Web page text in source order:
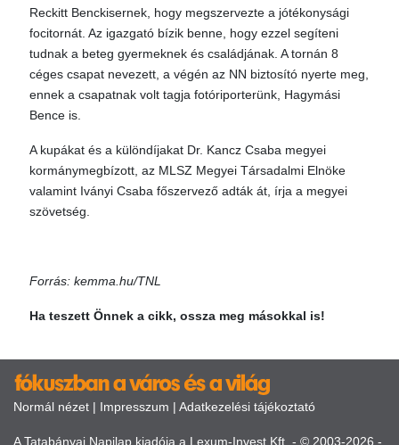
Reckitt Benckisernek, hogy megszervezte a jótékonysági
focitornát. Az igazgató bízik benne, hogy ezzel segíteni
tudnak a beteg gyermeknek és családjának. A tornán 8
céges csapat nevezett, a végén az NN biztosító nyerte meg,
ennek a csapatnak volt tagja fotóriporterünk, Hagymási
Bence is.
A kupákat és a különdíjakat Dr. Kancz Csaba megyei
kormánymegbízott, az MLSZ Megyei Társadalmi Elnöke
valamint Iványi Csaba főszervező adták át, írja a megyei
szövetség.
Forrás: kemma.hu/TNL
Ha teszett Önnek a cikk, ossza meg másokkal is!
Normál nézet | Impresszum | Adatkezelési tájékoztató
A Tatabányai Napilap kiadója a Lexum-Invest Kft. - © 2003-2026 -